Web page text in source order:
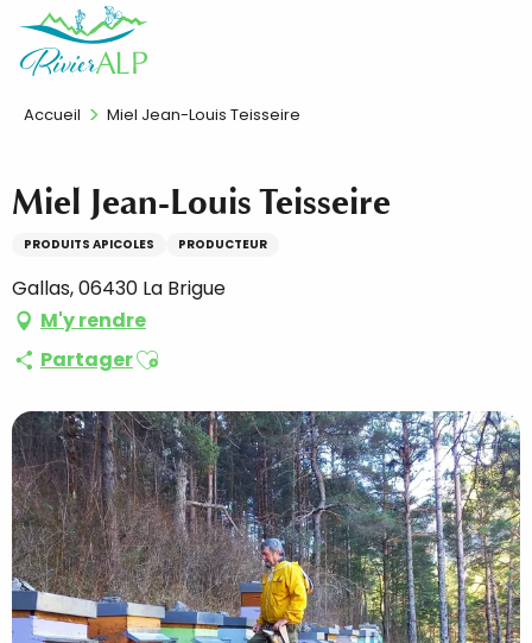
contenu
FR
Accueil Miel Jean-Louis Teisseire
Miel Jean-Louis Teisseire
PRODUITS APICOLES PRODUCTEUR
Gallas, 06430 La Brigue
M'y rendre
PartagerAjouter aux favoris